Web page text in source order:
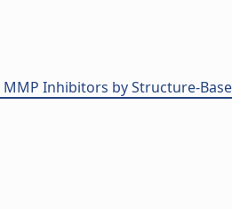
Inhibitors by Structure-